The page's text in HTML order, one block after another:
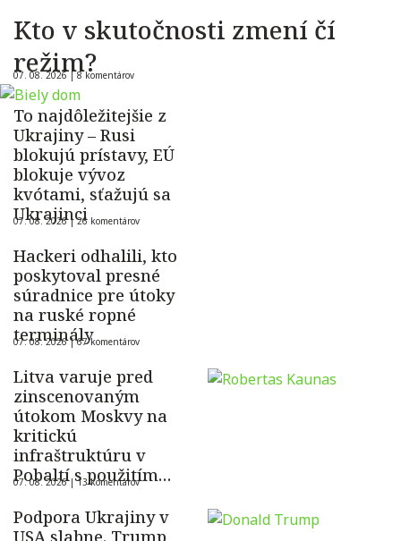
Kto v skutočnosti zmení čí
režim?
07. 08. 2026 |8 komentárov
To najdôležitejšie z
Ukrajiny – Rusi
blokujú prístavy, EÚ
blokuje vývoz
kvótami, sťažujú sa
Ukrajinci
07. 08. 2026 |26 komentárov
Hackeri odhalili, kto
poskytoval presné
súradnice pre útoky
na ruské ropné
terminály
07. 08. 2026 |67 komentárov
Litva varuje pred
zinscenovaným
útokom Moskvy na
kritickú
infraštruktúru v
Pobaltí s použitím
ukrajinského dronu
07. 08. 2026 |13 komentárov
Podpora Ukrajiny v
USA slabne. Trump